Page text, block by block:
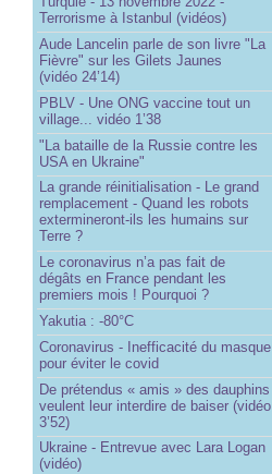
Terrorisme à Istanbul (vidéos)
Aude Lancelin parle de son livre "La
Fièvre" sur les Gilets Jaunes
(vidéo 24’14)
PBLV - Une ONG vaccine tout un
village... vidéo 1’38
"La bataille de la Russie contre les
USA en Ukraine"
La grande réinitialisation - Le grand
remplacement - Quand les robots
extermineront-ils les humains sur
Terre ?
Le coronavirus n’a pas fait de
dégâts en France pendant les
premiers mois ! Pourquoi ?
Yakutia : -80°C
Coronavirus - Inefficacité du masque
pour éviter le covid
De prétendus « amis » des dauphins
veulent leur interdire de baiser (vidéo
3’52)
Ukraine - Entrevue avec Lara Logan
(vidéo)